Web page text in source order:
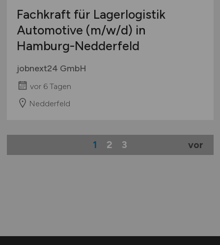
Fachkraft für Lagerlogistik
Automotive (m/w/d) in
Hamburg-Nedderfeld
jobnext24 GmbH
vor 6 Tagen
Nedderfeld
1 2 3 vor